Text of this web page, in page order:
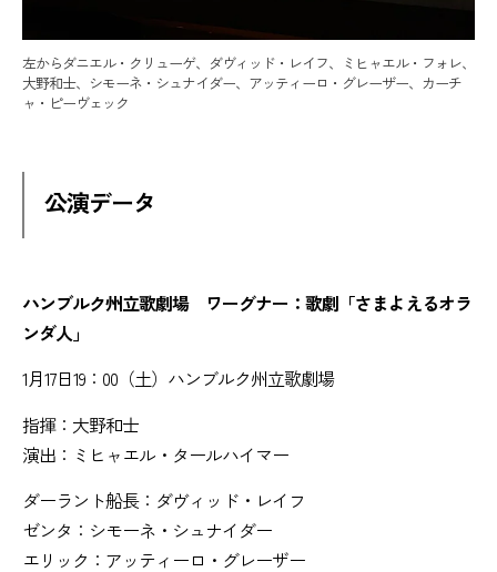
左からダニエル・クリューゲ、ダヴィッド・レイフ、ミヒャエル・フォレ、
大野和士、シモーネ・シュナイダー、アッティーロ・グレーザー、カーチ
ャ・ピーヴェック
公演データ
ハンブルク州立歌劇場 ワーグナー：歌劇「さまよえるオラ
ンダ人」
1月17日19：00（土）ハンブルク州立歌劇場
指揮：大野和士
演出：ミヒャエル・タールハイマー
ダーラント船長：ダヴィッド・レイフ
ゼンタ：シモーネ・シュナイダー
エリック：アッティーロ・グレーザー